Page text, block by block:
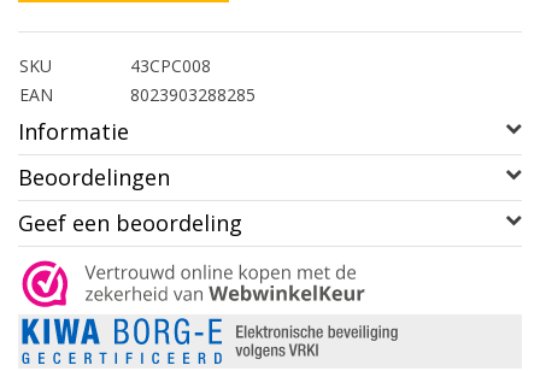
SKU
43CPC008
EAN
8023903288285
Informatie
Beoordelingen
Geef een beoordeling